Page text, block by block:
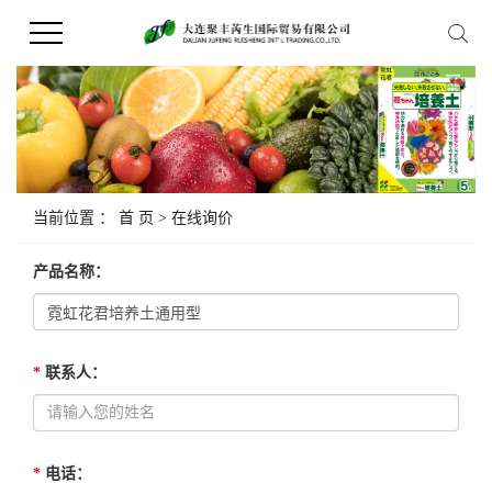
当前位置 ： 首 页 > 在线询价
产品名称：
* 联系人 ：
* 电话：